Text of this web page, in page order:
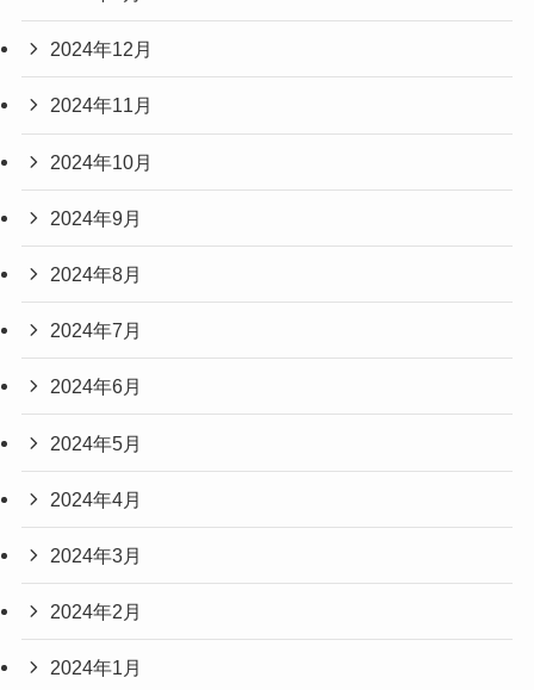
2024年12月
2024年11月
2024年10月
2024年9月
2024年8月
2024年7月
2024年6月
2024年5月
2024年4月
2024年3月
2024年2月
2024年1月